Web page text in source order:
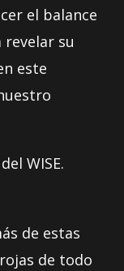
el balance
su
este
WISE.
de estas
de todo